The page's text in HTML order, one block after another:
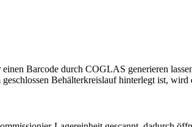
Barcode durch COGLAS generieren
Behälterkreislauf hinterlegt ist, wird